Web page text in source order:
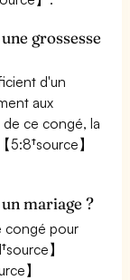
grossesse
d'un
aux
de ce congé, la
】
mariage ?
congé pour
】
】